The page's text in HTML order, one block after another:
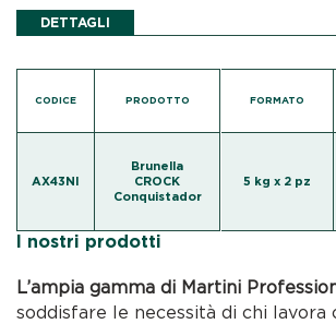
DETTAGLI
CODICE PRODOTTO
AX43NI
Brunella
CROCK
Conquistador
FORMATO
5 kg x 2 pz
I nostri prodotti
L’ampia gamma di Martini
soddisfare le necessità di chi lavora